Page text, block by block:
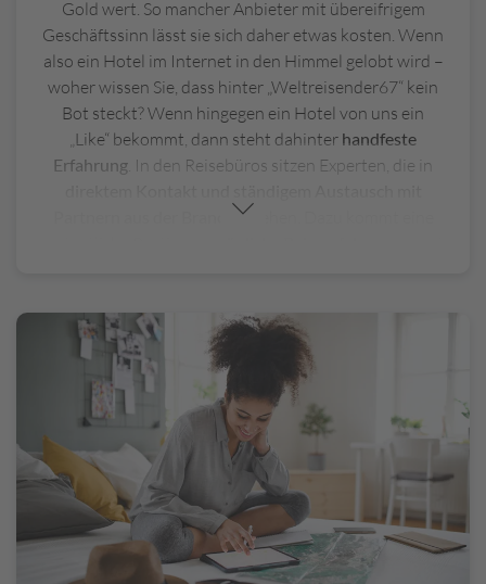
Gold wert. So mancher Anbieter mit übereifrigem
Geschäftssinn lässt sie sich daher etwas kosten. Wenn
also ein Hotel im Internet in den Himmel gelobt wird –
woher wissen Sie, dass hinter „Weltreisender67“ kein
Bot steckt? Wenn hingegen ein Hotel von uns ein
„Like“ bekommt, dann steht dahinter handfeste
Erfahrung . In den Reisebüros sitzen Experten, die in
Partnern aus der Branchestehen. Dazu kommt eine
kennen aktuelle Reisebedingungen und geben gerne
Insider-Tipps
zu den schönsten Hotels, den
traumhaftesten Orten und den besten Ausflugszielen.
Und vor allem: Wir durchschauen auch die Marketing-
Tricks und können Ihnen verraten, was Begriffe wie „in
Strandnähe“ oder „zentral gelegen“ wirklich bedeuten.
All das ergibt ein Know-how, das Ihnen nicht nur
einen Mehrwert bei der Urlaubsbuchung bietet,
sondern auch einiges an Zeit erspart.